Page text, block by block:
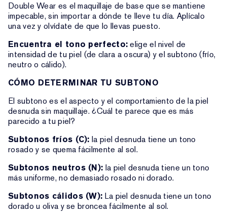
Double Wear es el maquillaje de base que se mantiene
impecable, sin importar a dónde te lleve tu día. Aplícalo
una vez y olvídate de que lo llevas puesto.
Encuentra el tono perfecto:elige el nivel de
intensidad de tu piel (de clara a oscura) y el subtono (frío,
neutro o cálido).
CÓMO DETERMINAR TU SUBTONO
El subtono es el aspecto y el comportamiento de la piel
desnuda sin maquillaje. ¿Cuál te parece que es más
parecido a tu piel?
Subtonos fríos (C): la piel desnuda tiene un tono
rosado y se quema fácilmente al sol.
Subtonos neutros (N): la piel desnuda tiene un tono
más uniforme, no demasiado rosado ni dorado.
Subtonos cálidos (W): La piel desnuda tiene un tono
dorado u oliva y se broncea fácilmente al sol.